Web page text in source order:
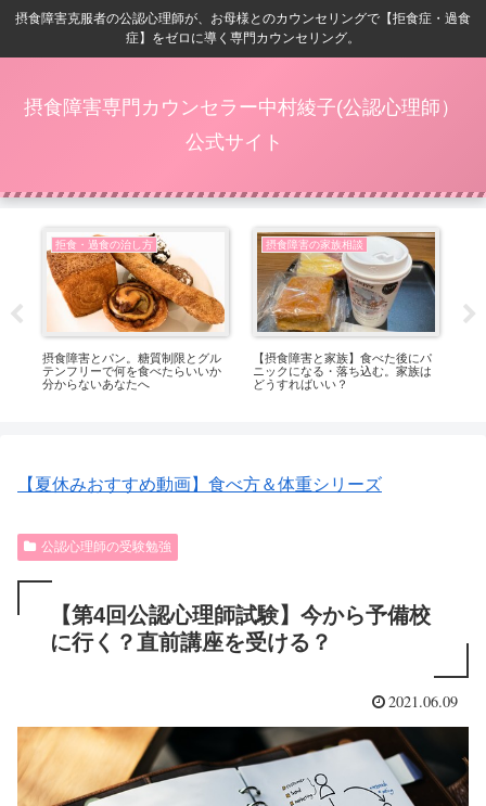
摂食障害克服者の公認心理師が、お母様とのカウンセリングで【拒食症・過食
症】をゼロに導く専門カウンセリング。
摂食障害専門カウンセラー中村綾子(公認心理師）
公式サイト
拒食・過食の治し方
摂食障害とパン。糖質制限とグル
テンフリーで何を食べたらいいか
分からないあなたへ
摂食障害の家族相談
【摂食障害と家族】食べた後にパ
ニックになる・落ち込む。家族は
どうすればいい？
【夏休みおすすめ動画】食べ方＆体重シリーズ
公認心理師の受験勉強
【第4回公認心理師試験】今から予備校
に行く？直前講座を受ける？
2021.06.09